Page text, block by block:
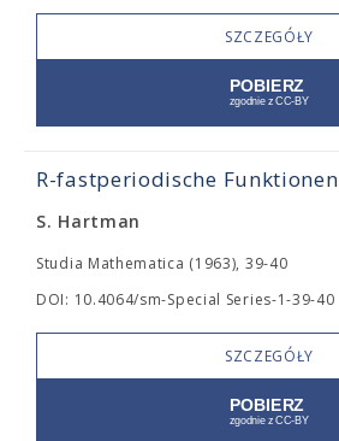
SZCZEGÓŁY
R-fastperiodische Funktionen
S. Hartman
Studia Mathematica (1963), 39-40
DOI: 10.4064/sm-Special Series-1-39-40
SZCZEGÓŁY